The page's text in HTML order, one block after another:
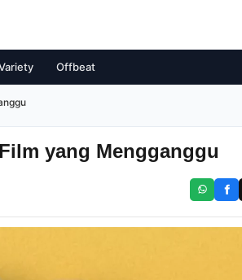
Offbeat
yang Mengganggu